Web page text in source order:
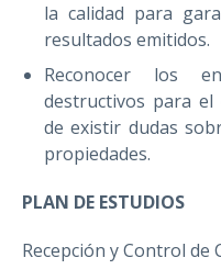
la calidad para
resultados emitidos.
Reconocer los
destructivos para el
de existir dudas
propiedades.
PLAN DE ESTUDIOS
Recepción y Control de